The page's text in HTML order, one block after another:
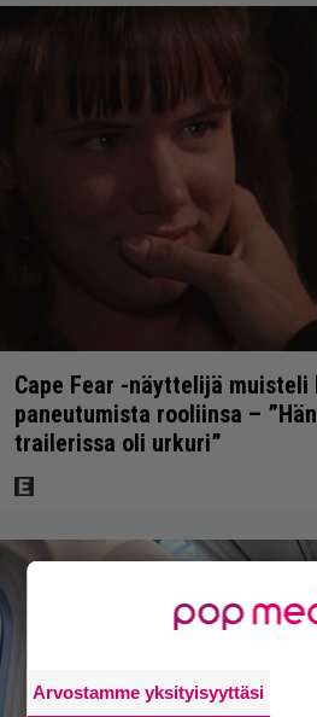
Cape Fear -näyttelijä muisteli
paneutumista rooliinsa –
trailerissa oli urkuri”
Arvostamme yksityisyyttäsi